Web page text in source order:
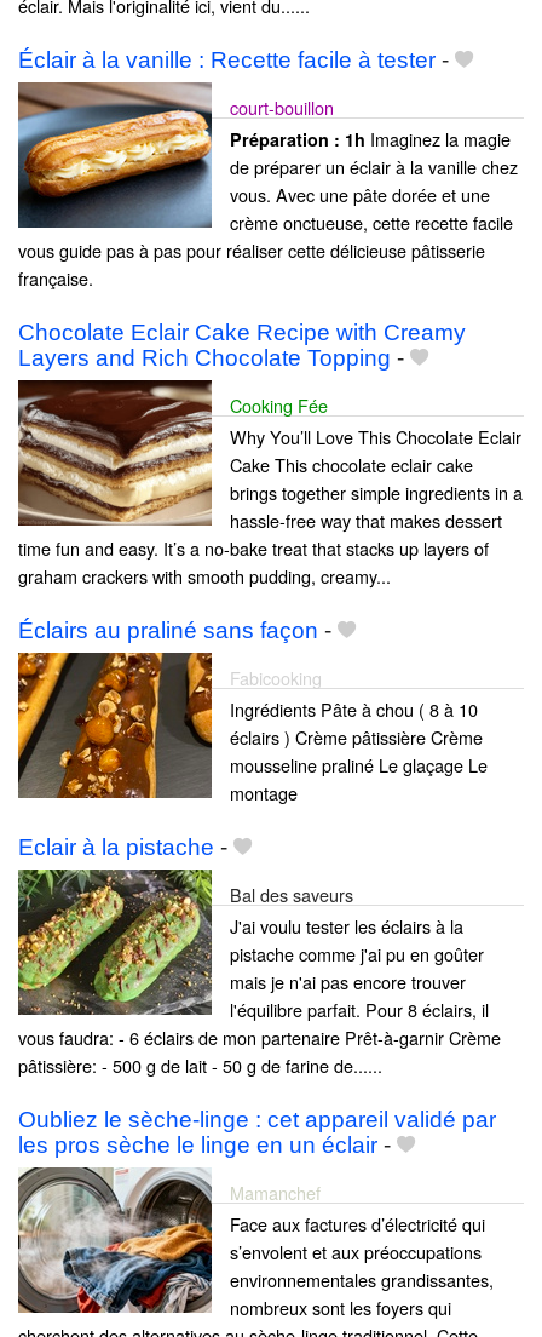
Éclair à la vanille : Recette facile à tester -
court-bouillon
Préparation : 1h Imaginez la magie
de préparer un éclair à la vanille chez
vous. Avec une pâte dorée et une
crème onctueuse, cette recette facile
vous guide pas à pas pour réaliser cette délicieuse pâtisserie
française.
Chocolate Eclair Cake Recipe with Creamy
Layers and Rich Chocolate Topping -
Cooking Fée
Why You’ll Love This Chocolate Eclair
Cake This chocolate eclair cake
brings together simple ingredients in a
hassle-free way that makes dessert
time fun and easy. It’s a no-bake treat that stacks up layers of
graham crackers with smooth pudding, creamy...
Éclairs au praliné sans façon -
Fabicooking
Ingrédients Pâte à chou ( 8 à 10
éclairs ) Crème pâtissière Crème
mousseline praliné Le glaçage Le
montage
Eclair à la pistache -
Bal des saveurs
J'ai voulu tester les éclairs à la
pistache comme j'ai pu en goûter
mais je n'ai pas encore trouver
l'équilibre parfait. Pour 8 éclairs, il
vous faudra: - 6 éclairs de mon partenaire Prêt-à-garnir Crème
pâtissière: - 500 g de lait - 50 g de farine de......
Oubliez le sèche-linge : cet appareil validé par
les pros sèche le linge en un éclair -
Mamanchef
Face aux factures d’électricité qui
s’envolent et aux préoccupations
environnementales grandissantes,
nombreux sont les foyers qui